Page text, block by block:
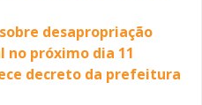
desapropriação
no próximo dia 11
decreto da prefeitura